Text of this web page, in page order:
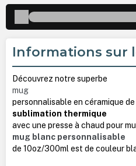
Informations sur
Découvrez notre superbe
mug
personnalisable en céramique
sublimation thermique
avec une presse à chaud pour
mug blanc personnalisable
de 10oz/300ml est de couleur